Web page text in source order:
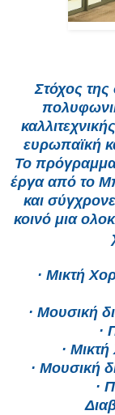
Στόχος της
ευρωπαϊκή
Το πρόγραμμα
έργα από το
και
κοινό μια
· Μικτή
· Μουσική
·
·
· Μουσική
·